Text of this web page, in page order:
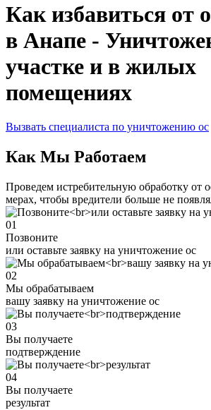
Как избавиться от
в Анапе -
участке и в жилых
помещениях
Вызвать специалиста по уничтожению ос
Как Мы Работаем
Проведем истребительную обработку от
мерах, чтобы вредители больше не
01
Позвоните
или оставьте заявку на уничтожение ос
02
Мы обрабатываем
вашу заявку на уничтожение ос
03
Вы получаете
подтверждение
04
Вы получаете
результат